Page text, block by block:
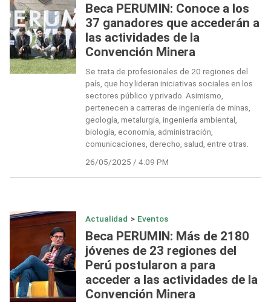
Beca PERUMIN: Conoce a los
37 ganadores que accederán a
las actividades de la
Convención Minera
Se trata de profesionales de 20 regiones del
país, que hoy lideran iniciativas sociales en los
sectores público y privado. Asimismo,
pertenecen a carreras de ingeniería de minas,
geología, metalurgia, ingeniería ambiental,
biología, economía, administración,
comunicaciones, derecho, salud, entre otras.
26/05/2025 / 4:09 PM
Actualidad > Eventos
Beca PERUMIN: Más de 2180
jóvenes de 23 regiones del
Perú postularon a para
acceder a las actividades de la
Convención Minera